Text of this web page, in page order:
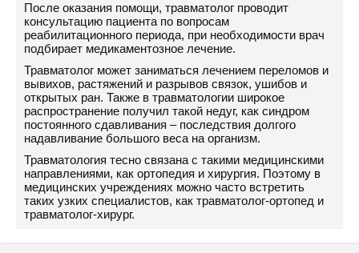
После оказания помощи, травматолог проводит
консультацию пациента по вопросам
реабилитационного периода, при необходимости врач
подбирает медикаментозное лечение.
Травматолог может заниматься лечением переломов и
вывихов, растяжений и разрывов связок, ушибов и
открытых ран. Также в травматологии широкое
распространение получил такой недуг, как синдром
постоянного сдавливания – последствия долгого
надавливание большого веса на организм.
Травматология тесно связана с такими медицинскими
направлениями, как ортопедия и хирургия. Поэтому в
медицинских учреждениях можно часто встретить
таких узких специалистов, как травматолог-ортопед и
травматолог-хирург.